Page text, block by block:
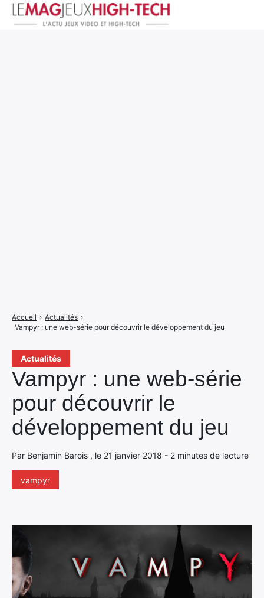
Actualités
Vampyr : une web-série
pour découvrir le
développement du jeu
Par Benjamin Barois , le 21 janvier 2018 - 2 minutes de lecture
vampyr
Accueil › Actualités ›
Vampyr : une web-série pour découvrir le développement du jeu